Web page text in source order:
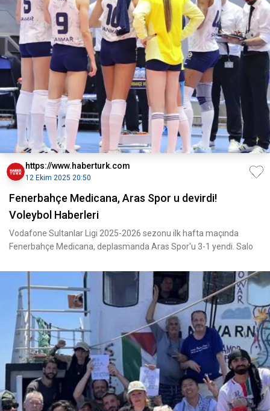
https://www.haberturk.com
12 Ekim 2025 20:50
Fenerbahçe Medicana, Aras Spor u devirdi!
Voleybol Haberleri
Vodafone Sultanlar Ligi 2025-2026 sezonu ilk hafta maçında
Fenerbahçe Medicana, deplasmanda Aras Spor'u 3-1 yendi. Salo